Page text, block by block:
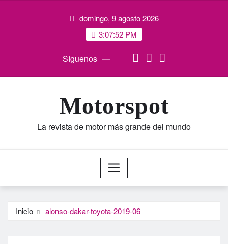
domingo, 9 agosto 2026
3:07:53 PM
Síguenos
Motorspot
La revista de motor más grande del mundo
Inicio alonso-dakar-toyota-2019-06